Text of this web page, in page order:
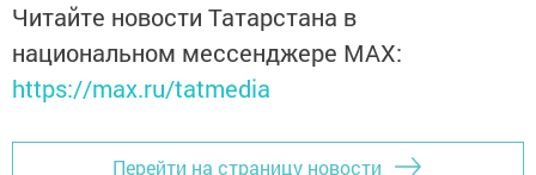
Читайте новости Татарстана в
национальном мессенджере MАХ:
https://max.ru/tatmedia
Перейти на страницу новости